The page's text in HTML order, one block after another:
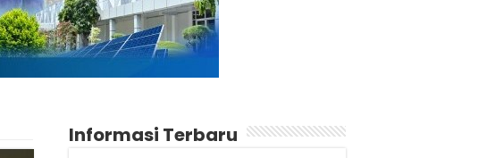
Informasi Terbaru